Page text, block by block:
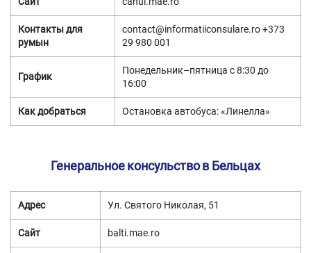
Контакты для
румын
contact@informatiiconsulare.ro+373
29 980 001
График
Понедельник–пятница с 8:30 до
16:00
Как добраться Остановка автобуса: «Линелла»
Генеральное консульство в Бельцах
Адрес Ул. Святого Николая, 51
Сайт balti.mae.ro